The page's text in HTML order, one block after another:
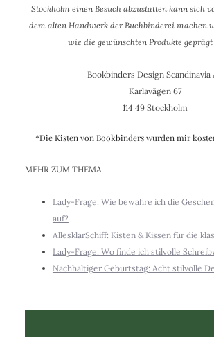
Stockholm einen Besuch abzustatten kann sich
dem alten Handwerk der Buchbinderei machen
wie die gewünschten Produkte
Bookbinders Design Scandinavia
Karlavägen 67
114 49 Stockholm
*Die Kisten von Bookbinders wurden mir
MEHR ZUM THEMA
Lady-Frage: Wie bewahre ich die
auf?
AllesklarSchiff: Kisten & Kissen für die
Lady-Frage: Wo finde ich stilvolle
Nachhaltiger Geburtstag: Acht stilvolle